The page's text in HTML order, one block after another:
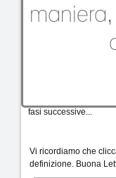
prime fasi di
...
a causa dell'alto
l'articolo in 3 parti,
fasi successive...
Vi ricordiamo che
definizione. Buona